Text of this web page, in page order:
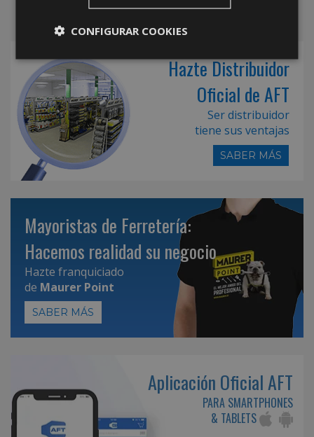
Hazte Distribuidor
Oficial de AFT
Ser distribuidor
tiene sus ventajas
SABER MÁS
Mayoristas de Ferretería:
Hacemos realidad su negocio
Hazte franquiciado
de Maurer Point
SABER MÁS
Aplicación Oficial AFT
PARA SMARTPHONES
& TABLETS
CONFIGURAR COOKIES